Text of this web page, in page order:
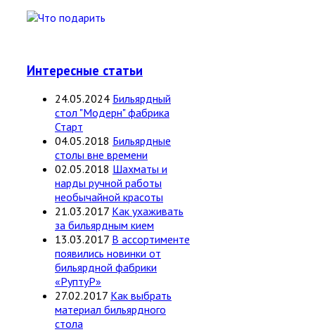
Интересные статьи
24.05.2024 Бильярдный
стол "Модерн" фабрика
Старт
04.05.2018 Бильярдные
столы вне времени
02.05.2018 Шахматы и
нарды ручной работы
необычайной красоты
21.03.2017 Как ухаживать
за бильярдным кием
13.03.2017 В ассортименте
появились новинки от
бильярдной фабрики
«РуптуР»
27.02.2017 Как выбрать
материал бильярдного
стола